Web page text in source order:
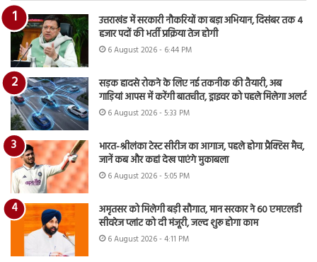
उत्तराखंड में सरकारी नौकरियों का बड़ा अभियान, दिसंबर तक 4
हजार पदों की भर्ती प्रक्रिया तेज होगी
6 August 2026 - 6:44 PM
सड़क हादसे रोकने के लिए नई तकनीक की तैयारी, अब
गाड़ियां आपस में करेंगी बातचीत, ड्राइवर को पहले मिलेगा अलर्ट
6 August 2026 - 5:33 PM
भारत-श्रीलंका टेस्ट सीरीज का आगाज, पहले होगा प्रैक्टिस मैच,
जानें कब और कहां देख पाएंगे मुकाबला
6 August 2026 - 5:05 PM
अमृतसर को मिलेगी बड़ी सौगात, मान सरकार ने 60 एमएलडी
सीवरेज प्लांट को दी मंजूरी, जल्द शुरू होगा काम
6 August 2026 - 4:11 PM